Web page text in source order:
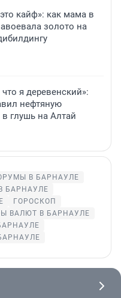
кайф»: как мама в
золото на
я деревенский»:
нефтяную
глушь на Алтай
В БАРНАУЛЕ
БАРНАУЛЕ
ГОРОСКОП
ВАЛЮТ В БАРНАУЛЕ